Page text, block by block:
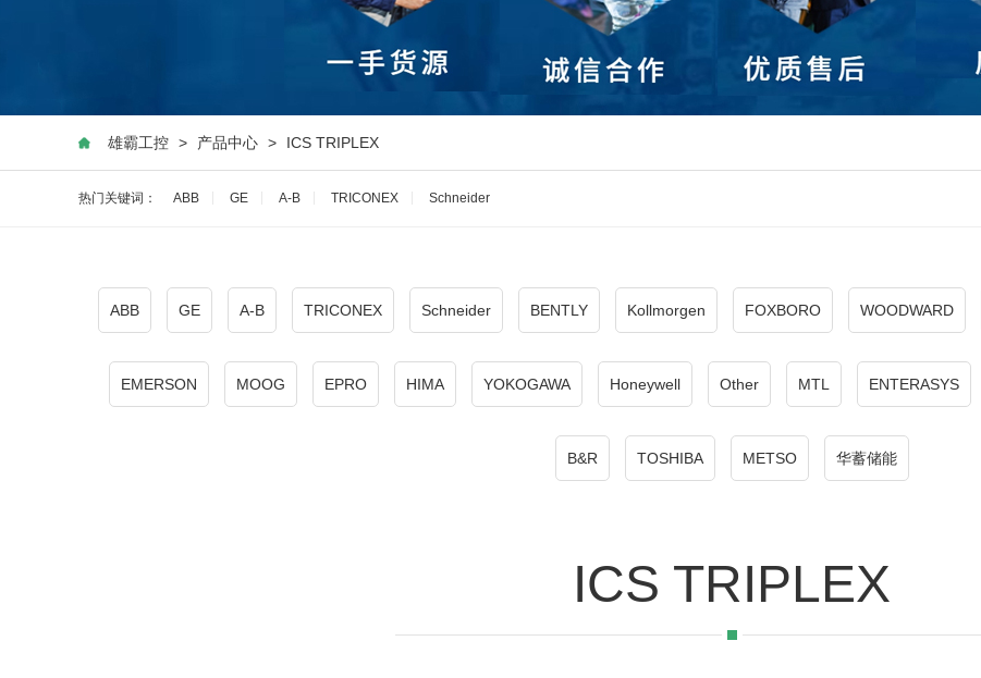
雄霸工控 > 产品中心 > ICS TRIPLEX
热门关键词： ABB GE A-B TRICONEX Schneider
ABB GE A-B TRICONEX Schneider BENTLY Kollmorgen FOXBORO WOODWARD
EMERSON MOOG EPRO HIMA YOKOGAWA Honeywell Other MTL ENTERASYS
B&R TOSHIBA METSO 华蓄储能
ICS TRIPLEX